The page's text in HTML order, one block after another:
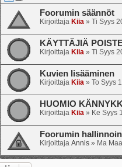
Foorumin säännöt
Kirjoittaja Kiia» Ti Syys
KÄYTTÄJIÄ
Kirjoittaja Kiia» Ti Syys
Kuvien lisääminen
Kirjoittaja Kiia» To Syys
HUOMIO
Kirjoittaja Kiia» Ke Syys
Foorumin
Kirjoittaja Annis» Ma